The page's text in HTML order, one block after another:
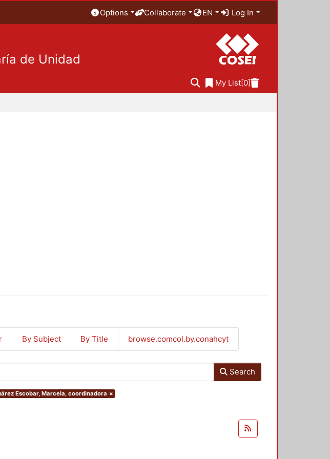
Options Collaborate EN Log In
de Unidad
My List[0]
By Subject By Title browse.comcol.by.conahcyt
Search
Escobar, Marcela, coordinadora ×